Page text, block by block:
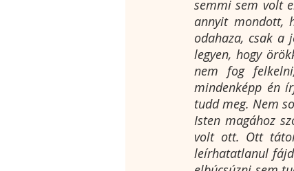
semmi sem volt
annyit mondott,
odahaza, csak
legyen, hogy
nem fog
mindenképp én
tudd meg. Nem
Isten magához
volt ott. Ott
leírhatatlanul